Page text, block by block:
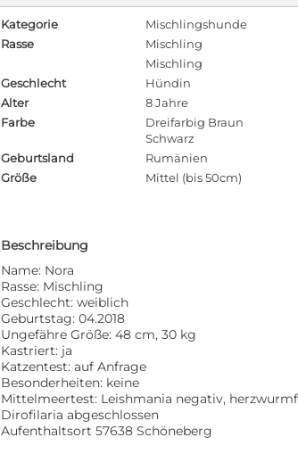
Kategorie
Mischlingshunde
Rasse
Mischling
Mischling
Geschlecht
Hündin
Alter
8 Jahre
Farbe
Dreifarbig Braun
Schwarz
Geburtsland
Rumänien
Größe
Mittel (bis 50cm)
Beschreibung
Name: Nora
Rasse: Mischling
Geschlecht: weiblich
Geburtstag: 04.2018
Ungefähre Größe: 48 cm, 30 kg
Kastriert: ja
Katzentest: auf Anfrage
Besonderheiten: keine
Mittelmeertest: Leishmania negativ,
Dirofilaria abgeschlossen
Aufenthaltsort 57638 Schöneberg